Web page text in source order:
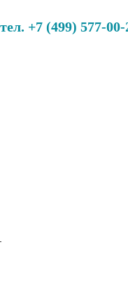
+7 (499) 577-